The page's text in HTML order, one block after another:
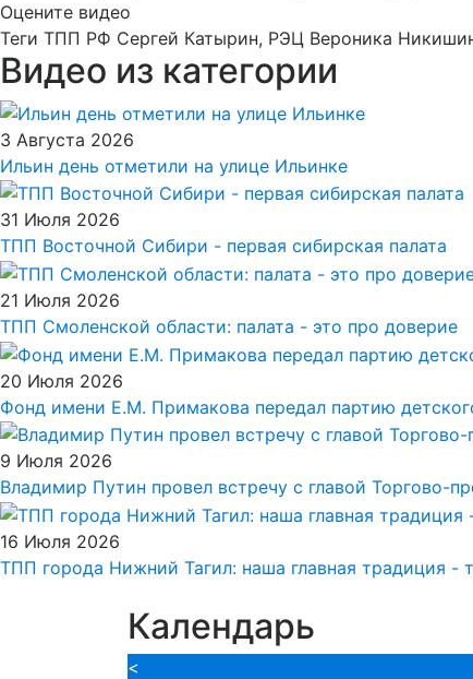
Оцените видео
Теги ТПП РФ Сергей Катырин, РЭЦ Вероника
Видео из категории
3 Августа 2026
Ильин день отметили на улице Ильинке
31 Июля 2026
ТПП Восточной Сибири - первая сибирская палата
21 Июля 2026
ТПП Смоленской области: палата - это про доверие
20 Июля 2026
Фонд имени Е.М. Примакова передал партию
9 Июля 2026
Владимир Путин провел встречу с главой Торгово-
16 Июля 2026
ТПП города Нижний Тагил: наша главная традиция -
Календарь
<